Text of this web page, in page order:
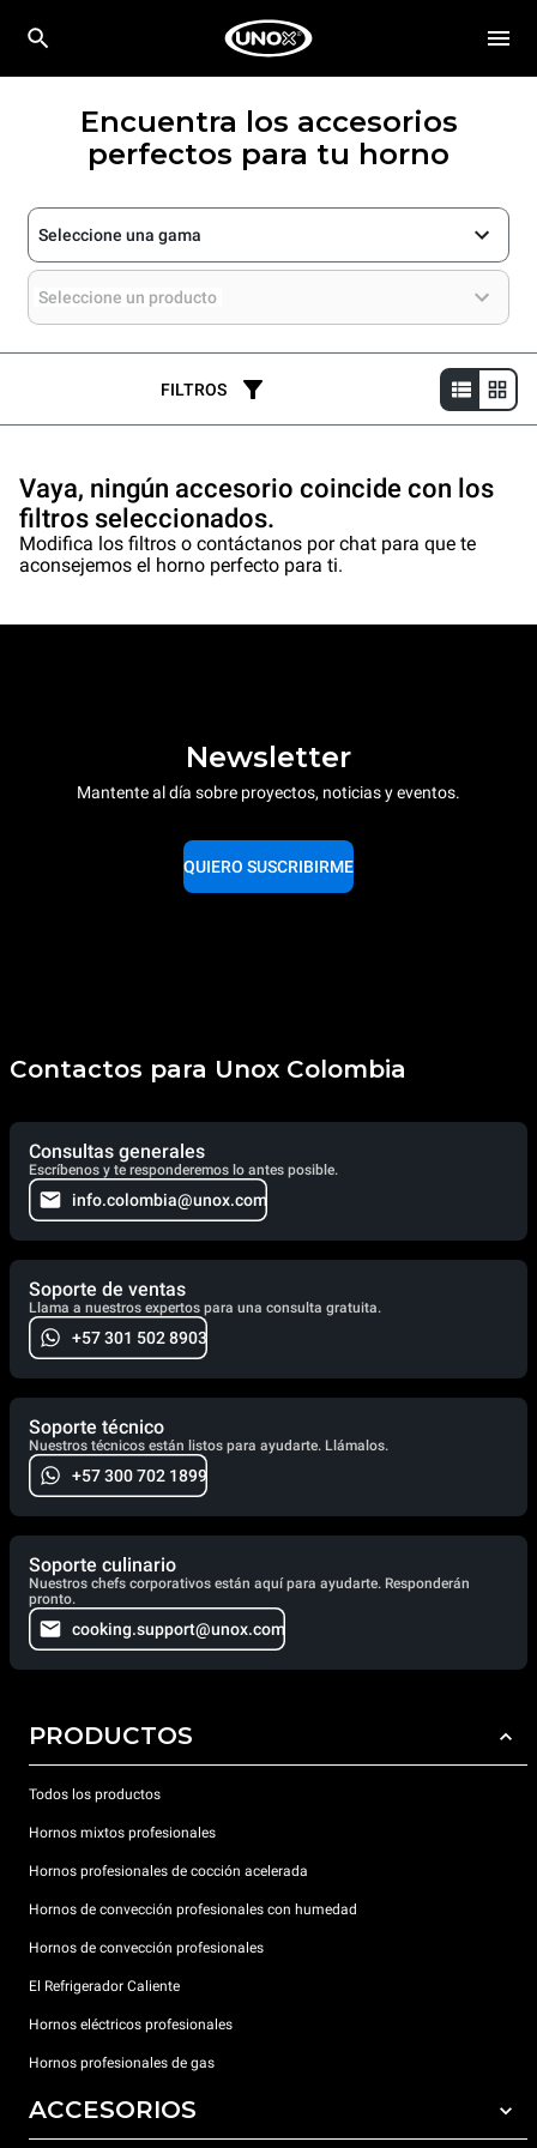
Encuentra los accesorios
perfectos para tu horno
Seleccione una gama
Seleccione un producto
FILTROS
Vaya, ningún accesorio coincide con los
filtros seleccionados.
Modifica los filtros o contáctanos por chat para que te
aconsejemos el horno perfecto para ti.
Newsletter
Mantente al día sobre proyectos, noticias y eventos.
QUIERO SUSCRIBIRME
Contactos para Unox Colombia
Consultas generales
Escríbenos y te responderemos lo antes posible.
info.colombia@unox.com
Soporte de ventas
Llama a nuestros expertos para una consulta gratuita.
+57 301 502 8903
Soporte técnico
Nuestros técnicos están listos para ayudarte. Llámalos.
+57 300 702 1899
Soporte culinario
Nuestros chefs corporativos están aquí para ayudarte. Responderán
pronto.
cooking.support@unox.com
PRODUCTOS
Todos los productos
Hornos mixtos profesionales
Hornos profesionales de cocción acelerada
Hornos de convección profesionales con humedad
Hornos de convección profesionales
El Refrigerador Caliente
Hornos eléctricos profesionales
Hornos profesionales de gas
ACCESORIOS